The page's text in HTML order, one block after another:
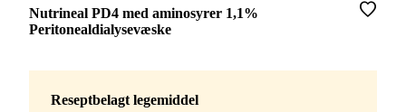
Merke:
Nutrineal PD4 med aminosyrer 1,1%
Peritonealdialysevæske
Reseptbelagt legemiddel